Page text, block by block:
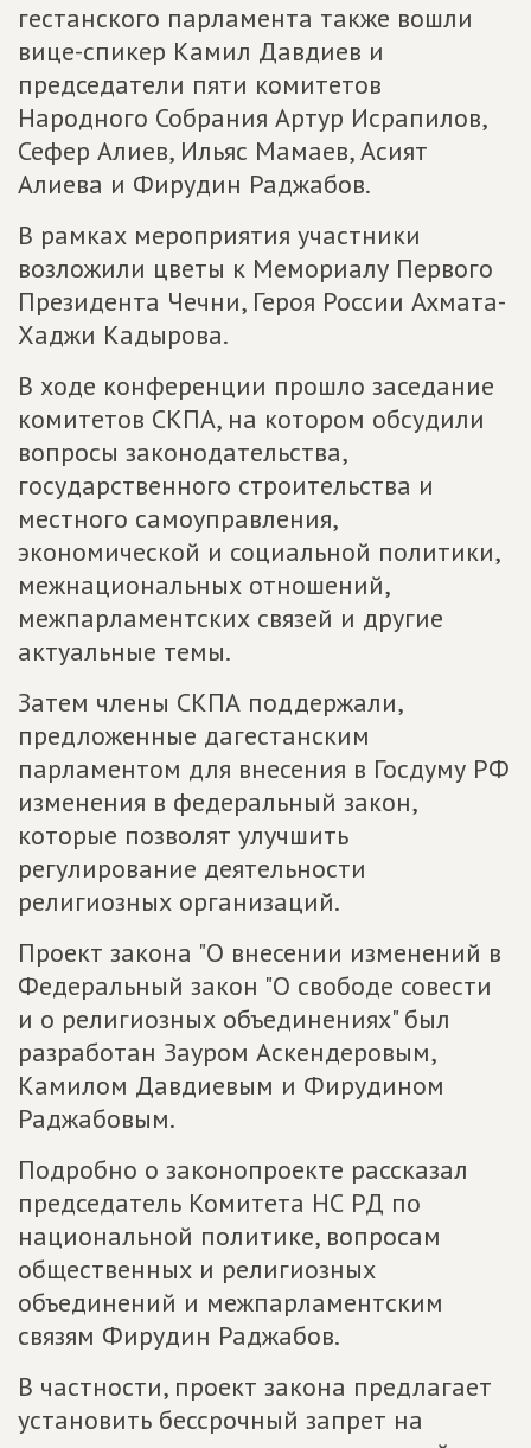
гестанского парламента также вошли
вице-спикер Камил Давдиев и
председатели пяти комитетов
Народного Собрания Артур Исрапилов,
Сефер Алиев, Ильяс Мамаев, Асият
Алиева и Фирудин Раджабов.
В рамках мероприятия участники
возложили цветы к Мемориалу Первого
Президента Чечни, Героя России Ахмата-
Хаджи Кадырова.
В ходе конференции прошло заседание
комитетов СКПА, на котором обсудили
вопросы законодательства,
государственного строительства и
местного самоуправления,
экономической и социальной политики,
межнациональных отношений,
межпарламентских связей и другие
актуальные темы.
Затем члены СКПА поддержали,
предложенные дагестанским
парламентом для внесения в Госдуму РФ
изменения в федеральный закон,
которые позволят улучшить
регулирование деятельности
религиозных организаций.
Проект закона "О внесении изменений в
Федеральный закон "О свободе совести
и о религиозных объединениях" был
разработан Зауром Аскендеровым,
Камилом Давдиевым и Фирудином
Раджабовым.
Подробно о законопроекте рассказал
председатель Комитета НС РД по
национальной политике, вопросам
общественных и религиозных
объединений и межпарламентским
связям Фирудин Раджабов.
В частности, проект закона предлагает
установить бессрочный запрет на